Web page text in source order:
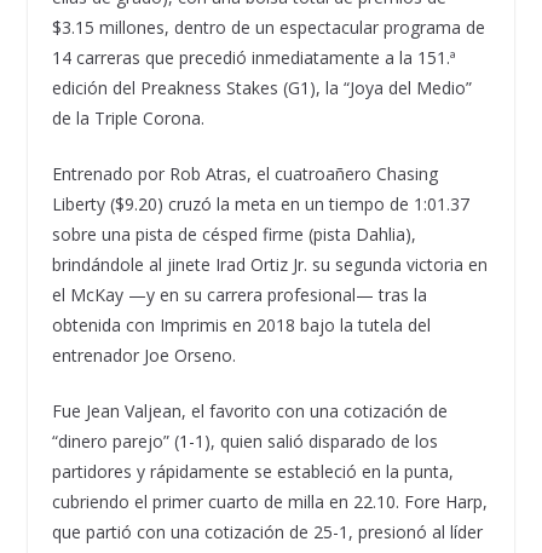
$3.15 millones, dentro de un espectacular programa de
14 carreras que precedió inmediatamente a la 151.ª
edición del Preakness Stakes (G1), la “Joya del Medio”
de la Triple Corona.
Entrenado por Rob Atras, el cuatroañero Chasing
Liberty ($9.20) cruzó la meta en un tiempo de 1:01.37
sobre una pista de césped firme (pista Dahlia),
brindándole al jinete Irad Ortiz Jr. su segunda victoria en
el McKay —y en su carrera profesional— tras la
obtenida con Imprimis en 2018 bajo la tutela del
entrenador Joe Orseno.
​​Fue Jean Valjean, el favorito con una cotización de
“dinero parejo” (1-1), quien salió disparado de los
partidores y rápidamente se estableció en la punta,
cubriendo el primer cuarto de milla en 22.10. Fore Harp,
que partió con una cotización de 25-1, presionó al líder